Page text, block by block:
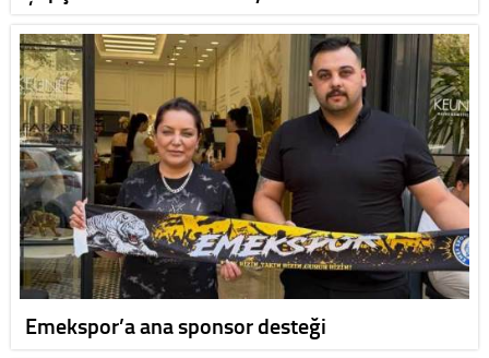
Emekspor’a ana sponsor desteği